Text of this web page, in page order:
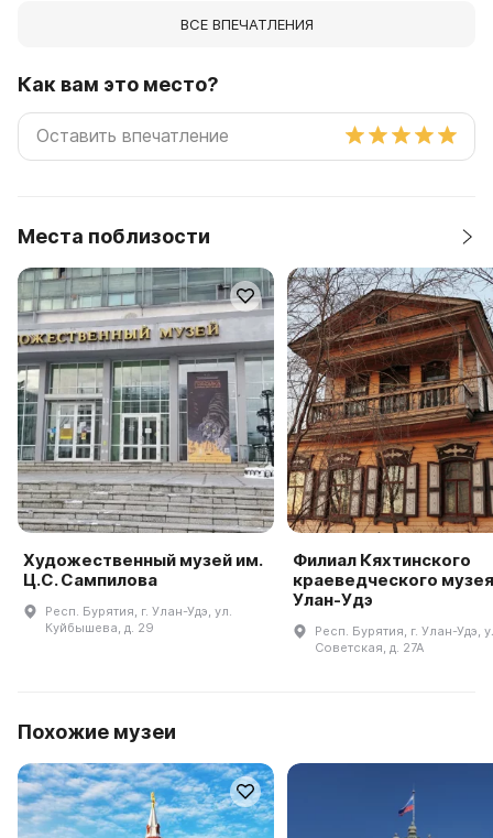
ВСЕ ВПЕЧАТЛЕНИЯ
Как вам это место?
Места поблизости
Художественный музей им.
Ц.С. Сампилова
Респ. Бурятия, г. Улан-Удэ, ул.
Куйбышева, д. 29
Филиал Кяхтинского
краеведческого музея
Улан-Удэ
Респ. Бурятия, г. Улан-Удэ,
Советская, д. 27А
Похожие музеи